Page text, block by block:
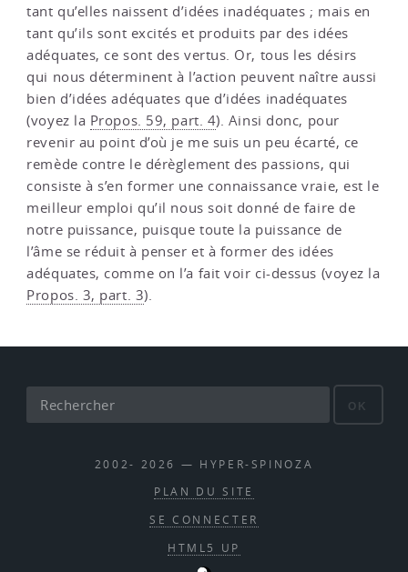
tant qu’elles naissent d’idées inadéquates ; mais en
tant qu’ils sont excités et produits par des idées
adéquates, ce sont des vertus. Or, tous les désirs
qui nous déterminent à l’action peuvent naître aussi
bien d’idées adéquates que d’idées inadéquates
(voyez la Propos. 59, part. 4). Ainsi donc, pour
revenir au point d’où je me suis un peu écarté, ce
remède contre le dérèglement des passions, qui
consiste à s’en former une connaissance vraie, est le
meilleur emploi qu’il nous soit donné de faire de
notre puissance, puisque toute la puissance de
l’âme se réduit à penser et à former des idées
adéquates, comme on l’a fait voir ci-dessus (voyez la
Propos. 3, part. 3).
OK
2002- 2026 — HYPER-SPINOZA
PLAN DU SITE
SE CONNECTER
HTML5 UP